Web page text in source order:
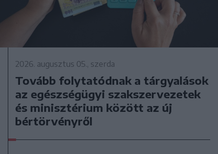
2026. augusztus 05., szerda
Tovább folytatódnak a tárgyalások
az egészségügyi szakszervezetek
és minisztérium között az új
bértörvényről